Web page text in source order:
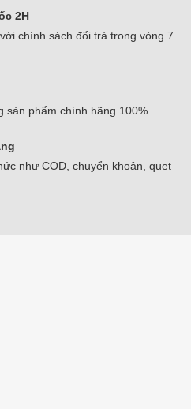
2H
chính sách đổi trả trong vòng 7
sản phẩm chính hãng 100%
như COD, chuyển khoản, quẹt